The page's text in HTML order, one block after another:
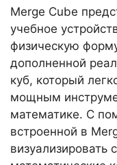
Merge Cube
учебное
физическую
дополненной
куб, который
мощным
математике. С
встроенной в